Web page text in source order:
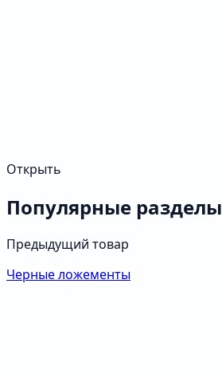
Открыть
Популярные разделы
Предыдущий товар
Черные ложементы